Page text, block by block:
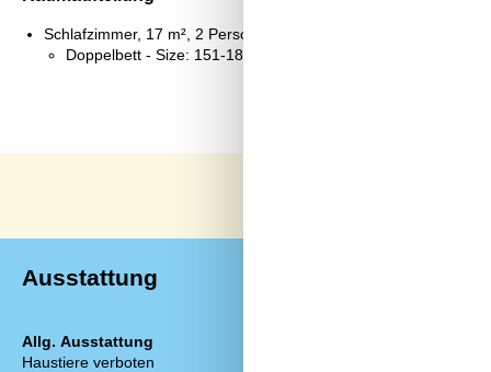
Schlafzimmer, 17 m², 2 Personen
Doppelbett - Size: 151-180 cm
Ausstattung
Allg. Ausstattung
Haustiere verboten